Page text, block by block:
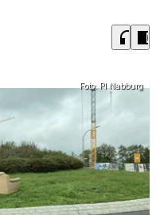
headphones chrome_reader_mode
Foto: PI Nabburg